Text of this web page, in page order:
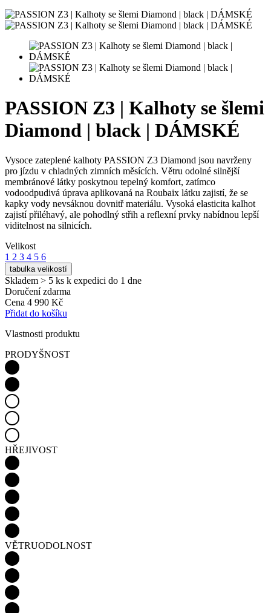
PASSION Z3 | Kalhoty se šlemi
Diamond | black | DÁMSKÉ
Vysoce zateplené kalhoty PASSION Z3 Diamond jsou navrženy
pro jízdu v chladných zimních měsících. Větru odolné silnější
membránové látky poskytnou tepelný komfort, zatímco
vodoodpudivá úprava aplikovaná na Roubaix látku zajistí, že se
kapky vody nevsáknou dovnitř materiálu. Vysoká elasticita kalhot
zajistí přiléhavý, ale pohodlný střih a reflexní prvky nabídnou lepší
viditelnost na silnicích.
Velikost
1 2 3 4 5 6
tabulka velikostí
Skladem > 5 ks k expedici do 1 dne
Doručení zdarma
Cena 4 990 Kč
Přidat do košíku
Vlastnosti produktu
PRODYŠNOST
HŘEJIVOST
VĚTRUODOLNOST